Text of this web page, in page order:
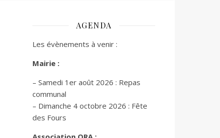
AGENDA
Les évènements à venir :
Mairie :
– Samedi 1er août 2026 : Repas
communal
– Dimanche 4 octobre 2026 : Fête
des Fours